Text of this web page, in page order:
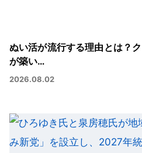
ぬい活が流行する理由とは？
が築い…
2026.08.02